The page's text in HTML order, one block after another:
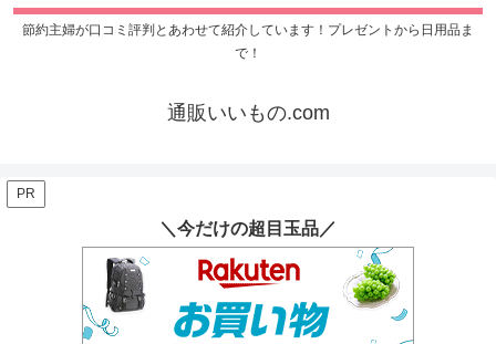
節約主婦が口コミ評判とあわせて紹介しています！プレゼントから日用品ま
で！
通販いいもの.com
PR
＼今だけの超目玉品／